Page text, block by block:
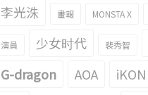
2020/06/24
李光洙 畫報 MONSTA X
演員 少女时代 裴秀智
G-dragon AOA iKON